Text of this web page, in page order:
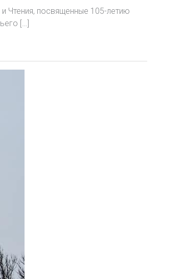
Чтения, посвященные 105-летию
[…]